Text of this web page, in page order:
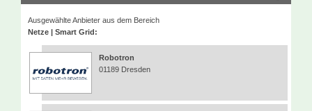
Ausgewählte Anbieter aus dem Bereich
Netze | Smart Grid:
Robotron
01189 Dresden